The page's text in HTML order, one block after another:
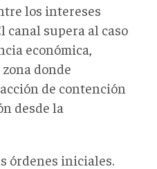
los intereses
canal supera al caso
económica,
donde
de contención
desde la
órdenes iniciales.